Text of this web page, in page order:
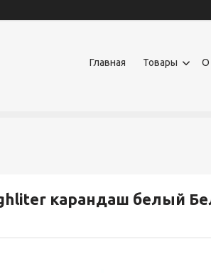
Главная Товары О
карандаш белый